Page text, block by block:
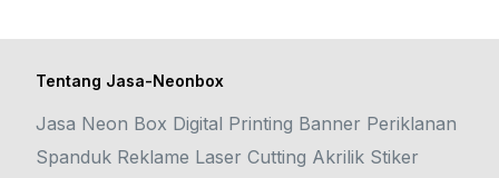
Tentang Jasa-Neonbox
Jasa Neon Box Digital Printing Banner Periklanan
Spanduk Reklame Laser Cutting Akrilik Stiker